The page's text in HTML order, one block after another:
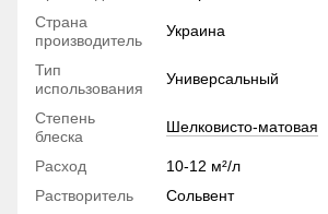
Страна
производитель
Украина
Тип
использования
Универсальный
Степень
блеска
Шелковисто-матовая
Расход
10-12 м²/л
Растворитель
Сольвент